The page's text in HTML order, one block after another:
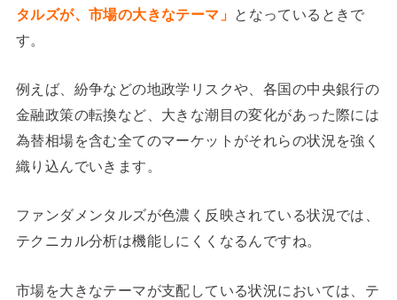
タルズが、市場の大きなテーマ」 となっているときで
す。
例えば、紛争などの地政学リスクや、各国の中央銀行の
金融政策の転換など、大きな潮目の変化があった際には
為替相場を含む全てのマーケットがそれらの状況を強く
織り込んでいきます。
ファンダメンタルズが色濃く反映されている状況では、
テクニカル分析は機能しにくくなるんですね。
市場を大きなテーマが支配している状況においては、テ